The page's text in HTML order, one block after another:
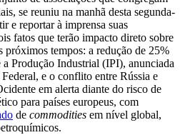
se reuniu na manhã desta segunda-
e reportar à imprensa suas
fatos que terão impacto direto sobre
próximos tempos: a redução de 25%
Produção Industrial (IPI), anunciada
e o conflito entre Rússia e
em alerta diante do risco de
para países europeus, com
de commodities em nível global,